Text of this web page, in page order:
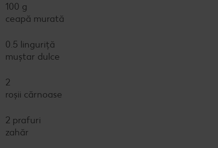
100 g
ceapă murată
0.5 linguriță
muștar dulce
2
roșii cărnoase
2 prafuri
zahăr